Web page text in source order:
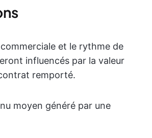
et le rythme de
influencés par la valeur
remporté.
moyen généré par une